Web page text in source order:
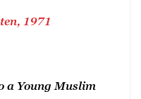
1971
a Young Muslim